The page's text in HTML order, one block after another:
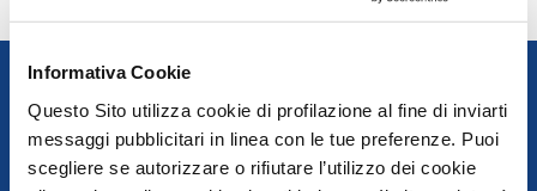
Informativa Cookie
Questo Sito utilizza cookie di profilazione al fine di inviarti
messaggi pubblicitari in linea con le tue preferenze. Puoi
scegliere se autorizzare o rifiutare l’utilizzo dei cookie
FEDERUNACOMA
Italian Agricultural Machinery Manufacturers
Federation